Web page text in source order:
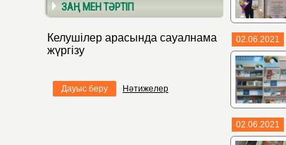
ЗАҢ МЕН ТӘРТІП
Келушілер арасында сауалнама
жүргізу
Дауыс беру Нәтижелер
02.06.2021
02.06.2021